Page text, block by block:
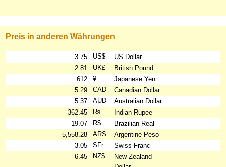
Preis in anderen Währungen
3.75 US$
US Dollar
2.81
UK£
British Pound
612
¥
Japanese Yen
5.29
CAD
Canadian Dollar
5.37
AUD
Australian Dollar
362.45
₨
Indian Rupee
19.07
R$
Brazilian Real
5,558.28
ARS
Argentine Peso
3.05
SFr.
Swiss Franc
6.45
NZ$
New Zealand